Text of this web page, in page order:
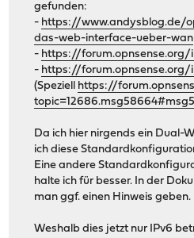
gefunden:
- https://www.andysblog.de/
das-web-interface-ueber-wan
- https://forum.opnsense.org/
- https://forum.opnsense.org/
(Speziell https://
Da ich hier nirgends ein Dual-
ich diese
Eine andere
halte ich für besser. In der
man ggf. einen Hinweis geben.
Weshalb dies jetzt nur IPv6